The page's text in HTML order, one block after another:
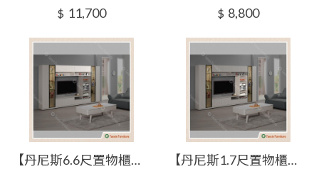
$ 11,700 $ 8,800
【丹尼斯6.6尺置物櫃】【2026-B2453-5】【添興家具】 【丹尼斯1.7尺置物櫃】【2026-B2453-6】【添興家具】